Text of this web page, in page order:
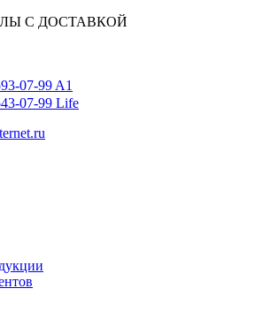
С ДОСТАВКОЙ
07-99 A1
07-99 Life